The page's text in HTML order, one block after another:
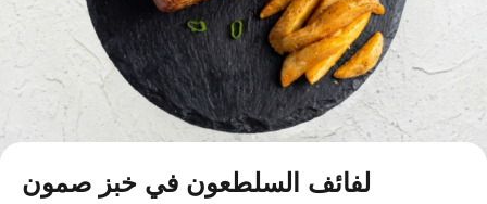
لفائف السلطعون في خبز صمون